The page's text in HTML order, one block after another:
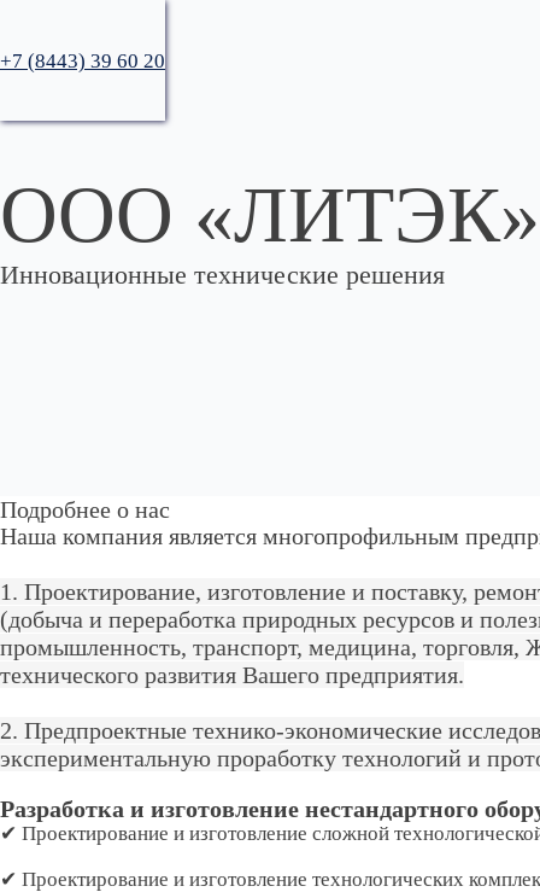
+7 (8443) 39 60 20
ООО «ЛИТЭК»
Инновационные технические решения
Подробнее о нас
Наша компания является многопрофильным
1. Проектирование, изготовление и поставку,
(добыча и переработка природных ресурсов и
промышленность, транспорт, медицина,
технического развития Вашего предприятия.
2. Предпроектные технико-экономические
экспериментальную проработку технологий и
Разработка и изготовление нестандартного
✔ Проектирование и изготовление сложной
✔ Проектирование и изготовление технологических